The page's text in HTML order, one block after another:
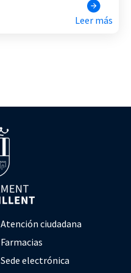
Leer más
Atención ciudadana
Farmacias
Sede electrónica